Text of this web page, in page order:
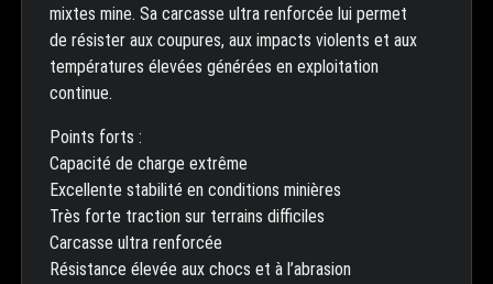
mixtes mine. Sa carcasse ultra renforcée lui permet
de résister aux coupures, aux impacts violents et aux
températures élevées générées en exploitation
continue.
Points forts :
Capacité de charge extrême
Excellente stabilité en conditions minières
Très forte traction sur terrains difficiles
Carcasse ultra renforcée
Résistance élevée aux chocs et à l’abrasion